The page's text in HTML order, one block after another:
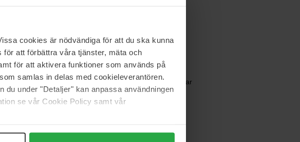
cookies är nödvändiga för att du ska kunna
att förbättra våra tjänster, mäta och
för att aktivera funktioner som används på
samlas in delas med cookieleverantören.
under "Detaljer" kan anpassa användningen
se vår Cookie Policy samt vår
Ord. pris 2 900 kr
Privés Clean
Reserve Radiant Nectar
30 ml